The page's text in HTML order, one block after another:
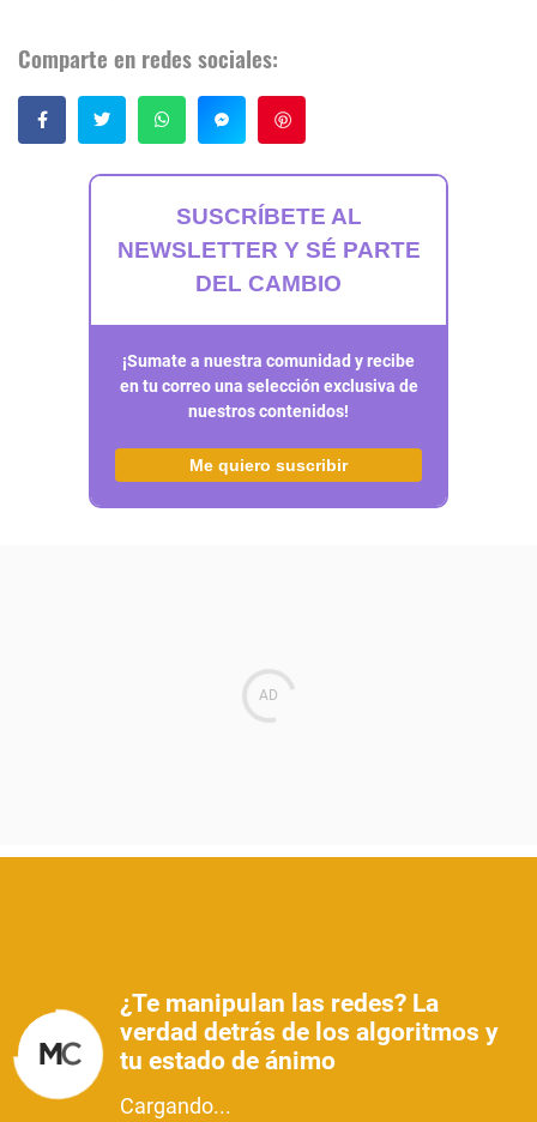
Comparte en redes sociales:
SUSCRÍBETE AL
NEWSLETTER Y SÉ PARTE
DEL CAMBIO
¡Sumate a nuestra comunidad y recibe
en tu correo una selección exclusiva de
nuestros contenidos!
Me quiero suscribir
¿Te manipulan las redes? La
verdad detrás de los algoritmos y
tu estado de ánimo
Cargando...